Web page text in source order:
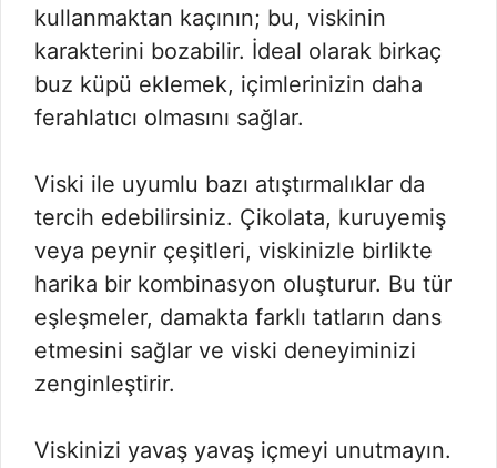
kullanmaktan kaçının; bu, viskinin
karakterini bozabilir. İdeal olarak birkaç
buz küpü eklemek, içimlerinizin daha
ferahlatıcı olmasını sağlar.
Viski ile uyumlu bazı atıştırmalıklar da
tercih edebilirsiniz. Çikolata, kuruyemiş
veya peynir çeşitleri, viskinizle birlikte
harika bir kombinasyon oluşturur. Bu tür
eşleşmeler, damakta farklı tatların dans
etmesini sağlar ve viski deneyiminizi
zenginleştirir.
Viskinizi yavaş yavaş içmeyi unutmayın.